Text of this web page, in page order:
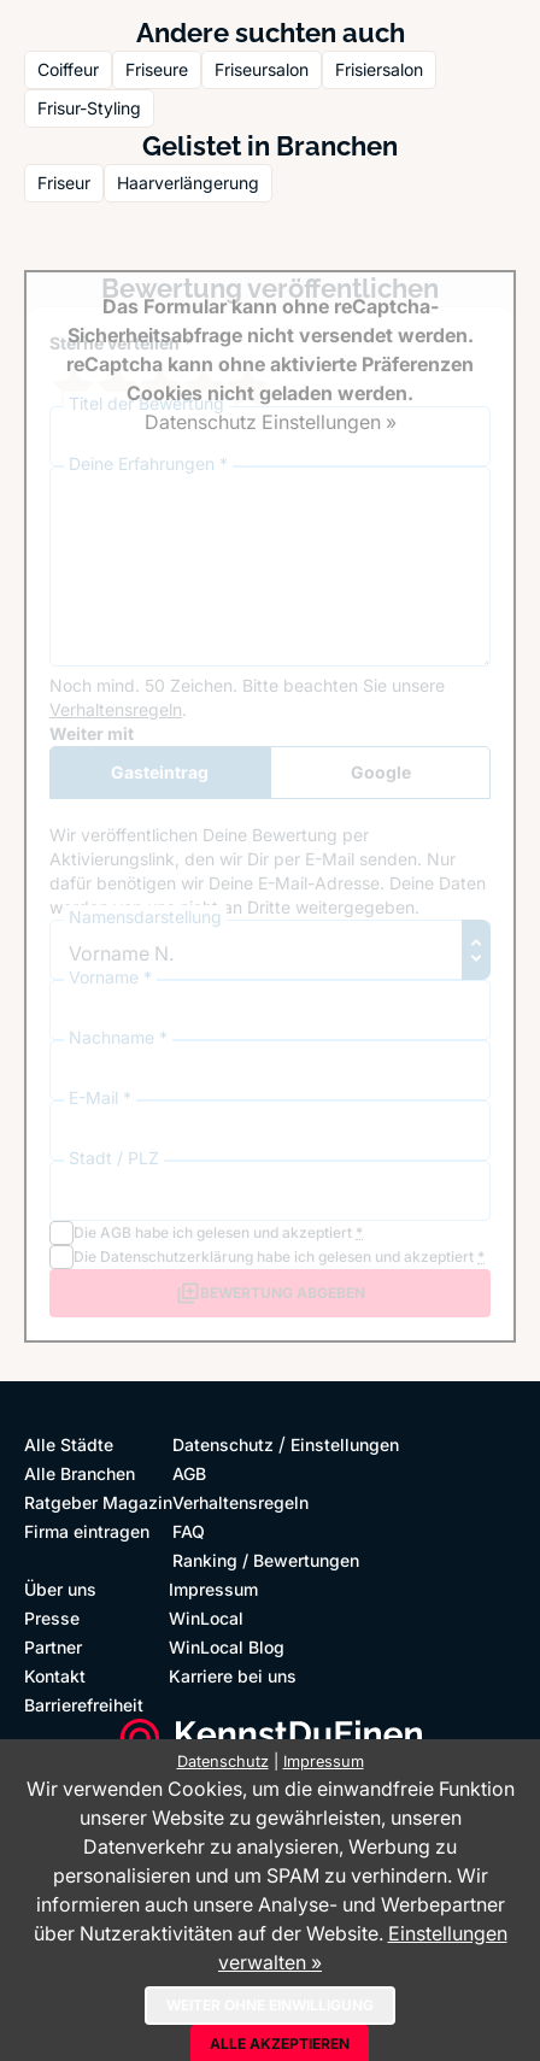
Andere suchten auch
Coiffeur Friseure Friseursalon
Frisiersalon
Frisur-Styling
Gelistet in Branchen
Friseur Haarverlängerung
Bewertung veröffentlichen
Sterne verteilen *
Titel der Bewertung
Deine Erfahrungen *
Noch mind. 50 Zeichen. Bitte beachten Sie unsere
Verhaltensregeln.
Google Recaptcha
Weiter mit
Gasteintrag
Google
Anmeldung
Wir veröffentlichen Deine Bewertung per
Aktivierungslink, den wir Dir per E-Mail senden. Nur
dafür benötigen wir Deine E-Mail-Adresse. Deine Daten
werden von uns nicht an Dritte weitergegeben.
Namensdarstellung
Vorname *
Nachname *
E-Mail *
Stadt / PLZ
Die AGB habe ich gelesen und akzeptiert *
Die Datenschutzerklärung habe ich gelesen und akzeptiert *
BEWERTUNG ABGEBEN
Das Formular kann ohne reCaptcha-
Sicherheitsabfrage nicht versendet werden.
reCaptcha kann ohne aktivierte Präferenzen
Cookies nicht geladen werden.
Datenschutz Einstellungen »
Alle Städte
Alle Branchen
Ratgeber Magazin
Firma eintragen
Datenschutz / Einstellungen
AGB
Verhaltensregeln
FAQ
Ranking / Bewertungen
Über uns
Presse
Partner
Kontakt
Barrierefreiheit
Impressum
WinLocal
WinLocal Blog
Karriere bei uns
GmbH - © 2026
Datenschutz| Impressum
Wir verwenden Cookies, um die einwandfreie Funktion
unserer Website zu gewährleisten, unseren
Datenverkehr zu analysieren, Werbung zu
personalisieren und um SPAM zu verhindern. Wir
informieren auch unsere Analyse- und Werbepartner
über Nutzeraktivitäten auf der Website. Einstellungen
verwalten »
ALLE AKZEPTIEREN